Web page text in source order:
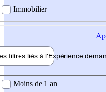
Immobilier
filtres liés à l'Expérience
demandée
Moins de 1 an